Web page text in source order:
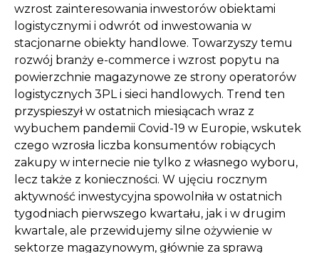
wzrost zainteresowania inwestorów obiektami
logistycznymi i odwrót od inwestowania w
stacjonarne obiekty handlowe. Towarzyszy temu
rozwój branży e-commerce i wzrost popytu na
powierzchnie magazynowe ze strony operatorów
logistycznych 3PL i sieci handlowych. Trend ten
przyspieszył w ostatnich miesiącach wraz z
wybuchem pandemii Covid-19 w Europie, wskutek
czego wzrosła liczba konsumentów robiących
zakupy w internecie nie tylko z własnego wyboru,
lecz także z konieczności. W ujęciu rocznym
aktywność inwestycyjna spowolniła w ostatnich
tygodniach pierwszego kwartału, jak i w drugim
kwartale, ale przewidujemy silne ożywienie w
sektorze magazynowym, głównie za sprawą